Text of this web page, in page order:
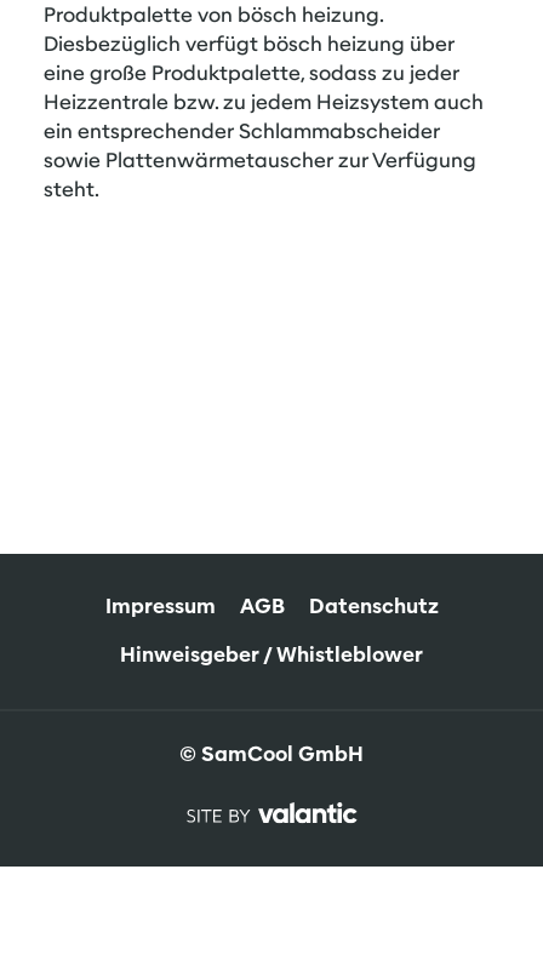
Produktpalette von bösch heizung.
Diesbezüglich verfügt bösch heizung über
eine große Produktpalette, sodass zu jeder
Heizzentrale bzw. zu jedem Heizsystem auch
ein entsprechender Schlammabscheider
sowie Plattenwärmetauscher zur Verfügung
steht.
Impressum AGB
Datenschutz
Hinweisgeber / Whistleblower
© SamCool GmbH